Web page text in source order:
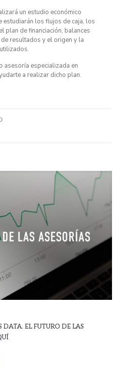
un estudio económico
estudiarán los flujos de caja, los
plan de financiación, balances
resultados y el origen y la
asesoría especializada en
a realizar dicho plan.
EL FUTURO DE LAS